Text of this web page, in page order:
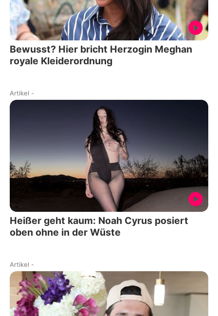
Bewusst? Hier bricht Herzogin Meghan
royale Kleiderordnung
Artikel -
Heißer geht kaum: Noah Cyrus posiert
oben ohne in der Wüste
Artikel -